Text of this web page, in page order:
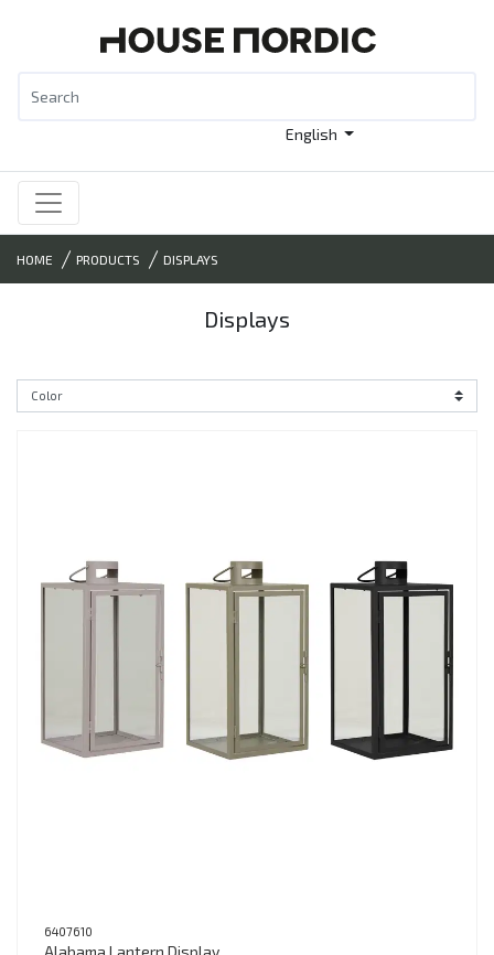
English
HOME PRODUCTS DISPLAYS
Displays
6407610